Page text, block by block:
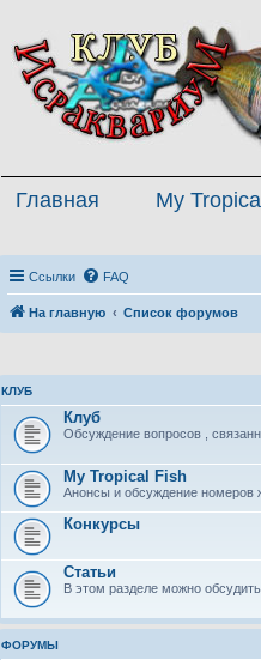
Главная My
Ссылки FAQ
На главную Список форумов
КЛУБ
Клуб
Обсуждение вопросов ,
My Tropical Fish
Анонсы и обсуждение номеров
Конкурсы
Статьи
В этом разделе можно
ФОРУМЫ